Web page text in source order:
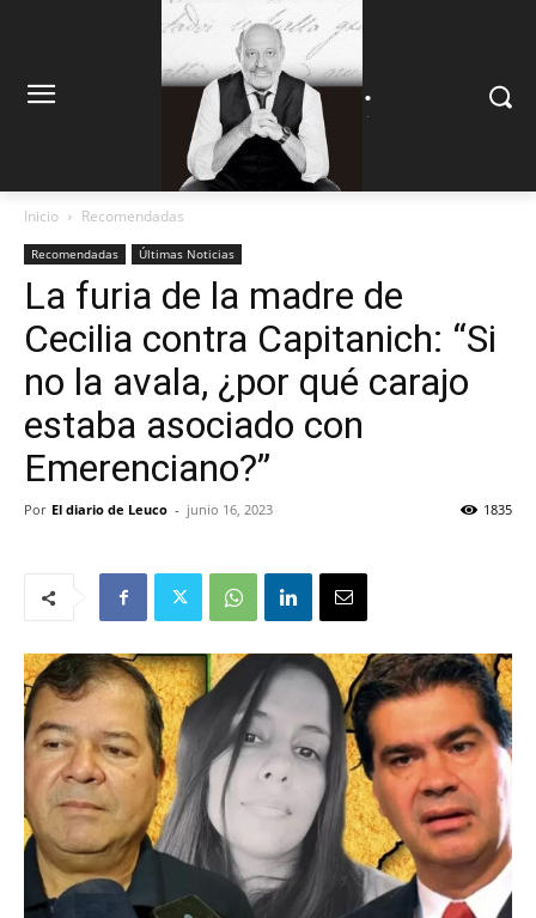
.
Inicio Recomendadas
Recomendadas Últimas Noticias
La furia de la madre de
Cecilia contra Capitanich: “Si
no la avala, ¿por qué carajo
estaba asociado con
Emerenciano?”
Por El diario de Leuco - junio 16, 2023 1835